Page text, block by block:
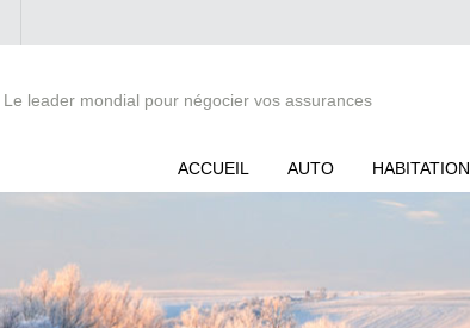
Le leader mondial pour négocier vos assurances
ACCUEIL AUTO HABITATION